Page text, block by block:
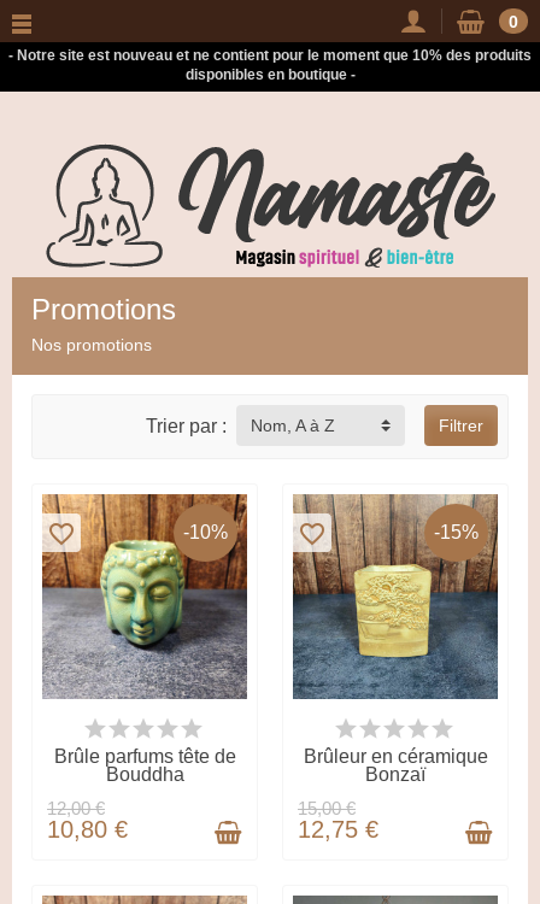
- Notre site est nouveau et ne contient pour le moment que 10% des produits
disponibles en boutique -
0
Promotions
Nos promotions
Trier par : Nom, A à Z Filtrer
-10%
DERNIERS ARTICLES EN
STOCK
favorite_border
Brûle parfums tête de
Bouddha
12,00 €
10,80 €
-15%
DERNIERS ARTICLES EN
STOCK
favorite_border
Brûleur en céramique
Bonzaï
15,00 €
12,75 €